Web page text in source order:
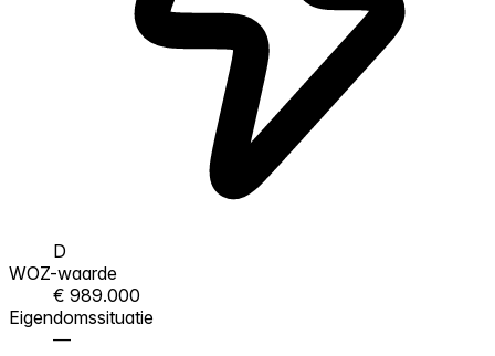
D
WOZ-waarde
€ 989.000
Eigendomssituatie
—